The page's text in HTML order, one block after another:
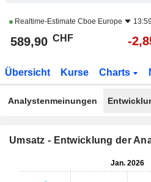
Realtime-Estimate Cboe Europe
589,90 CHF -
Übersicht Kurse Charts
Analystenmeinungen
Umsatz - Entwicklung der